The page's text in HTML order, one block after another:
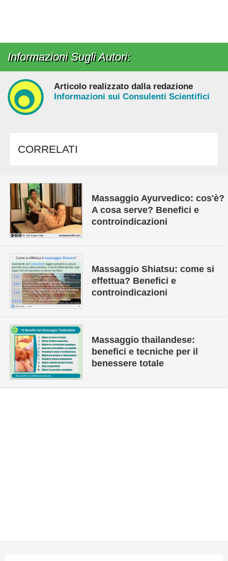
Informazioni Sugli Autori:
Articolo realizzato dalla redazione
Informazioni sui Consulenti Scientifici
CORRELATI
Massaggio Ayurvedico: cos'è?
A cosa serve? Benefici e
controindicazioni
Massaggio Shiatsu: come si
effettua? Benefici e
controindicazioni
Massaggio thailandese:
benefici e tecniche per il
benessere totale